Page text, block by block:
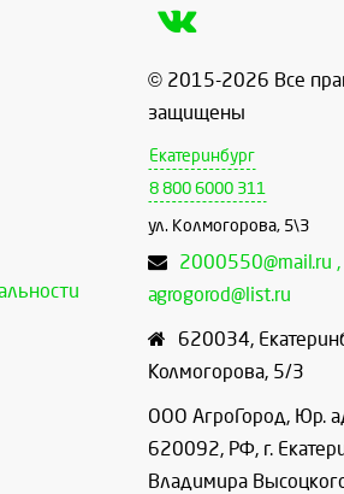
© 2015-2026 Все
защищены
Екатеринбург
8 800 6000 311
ул. Колмогорова, 5\3
2000550@mail.ru ,
agrogorod@list.ru
620034,
Колмогорова, 5/3
ООО АгроГород, Юр.
620092, РФ, г.
Владимира